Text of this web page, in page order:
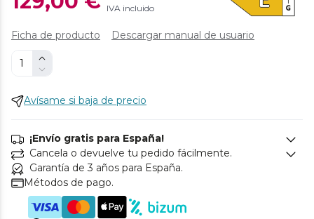
IVA incluido
Ficha de producto Descargar manual de usuario
Avísame si baja de precio
¡Envío gratis para España!
Cancela o devuelve tu pedido fácilmente.
Garantía de 3 años para España.
Métodos de pago.